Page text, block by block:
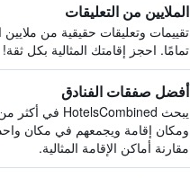
الملايين من التعليقات
تقييمات وتعليقات حقيقية من ملايين
تمامًا. احجز إقامتك المثالية بكل ثقة!
أفضل صفقات الفنادق
ومكان إقامة ويجمعهم في مكان
مقارنة أماكن الإقامة المثالية.